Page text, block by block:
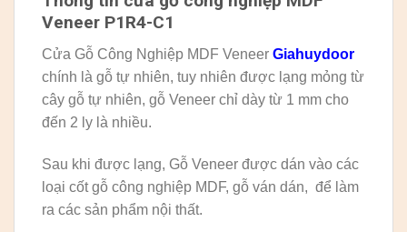
Veneer P1R4-C1
Cửa Gỗ Công Nghiệp MDF Veneer Giahuydoor
chính là gỗ tự nhiên, tuy nhiên được lạng mỏng từ
cây gỗ tự nhiên, gỗ Veneer chỉ dày từ 1 mm cho
đến 2 ly là nhiều.
Sau khi được lạng, Gỗ Veneer được dán vào các
loại cốt gỗ công nghiệp MDF, gỗ ván dán, để làm
ra các sản phẩm nội thất.